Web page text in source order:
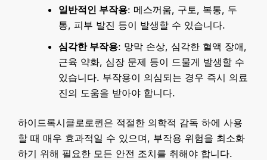
일반적인 부작용: 메스꺼움, 구토, 복통, 두
통, 피부 발진 등이 발생할 수 있습니다.
심각한 부작용: 망막 손상, 심각한 혈액 장애,
근육 약화, 심장 문제 등이 드물게 발생할 수
있습니다. 부작용이 의심되는 경우 즉시 의료
진의 도움을 받아야 합니다.
하이드록시클로로퀸은 적절한 의학적 감독 하에 사용
할 때 매우 효과적일 수 있으며, 부작용 위험을 최소화
하기 위해 필요한 모든 안전 조치를 취해야 합니다.